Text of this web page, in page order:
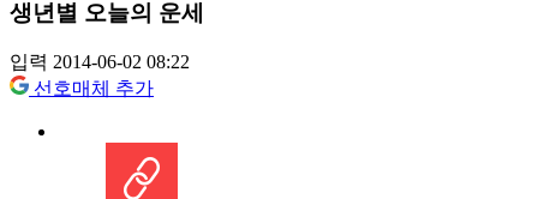
생년별 오늘의 운세
입력 2014-06-02 08:22
선호매체 추가